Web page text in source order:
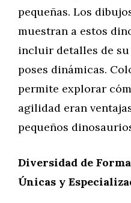
pequeñas. Los
muestran a estos
incluir detalles de su
poses dinámicas.
permite explorar
agilidad eran
pequeños
Diversidad de
Únicas y